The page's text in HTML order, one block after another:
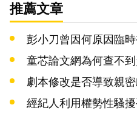
推薦文章
彭小刀曾因何原因臨
童芯論文網為何查不到
劇本修改是否導致親
經紀人利用權勢性騷擾